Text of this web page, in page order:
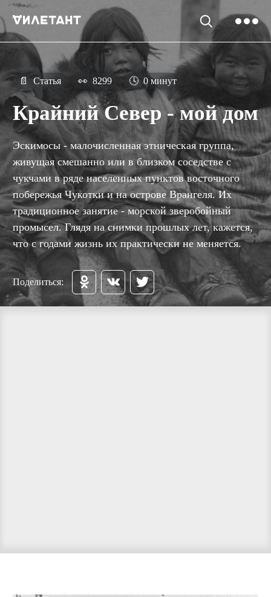
📄 Статья 👀 8299 🕓 0 минут
Крайний Север - мой дом
Эскимосы - малочисленная этническая группа,
живущая смешанно или в близком соседстве с
чукчами в ряде населенных пунктов восточного
побережья Чукотки и на острове Врангеля. Их
традиционное занятие - морской зверобойный
промысел. Глядя на снимки прошлых лет, кажется,
что с годами жизнь их практически не меняется.
Поделиться: